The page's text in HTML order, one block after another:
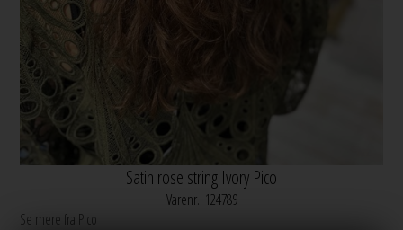
Satin rose string Ivory Pico
Varenr.: 124789
Se mere fra Pico